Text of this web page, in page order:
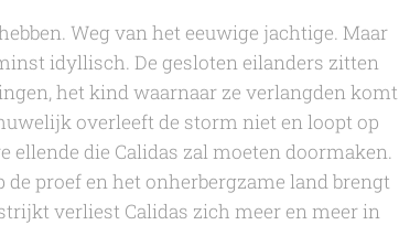
Weg van het eeuwige jachtige. Maar
idyllisch. De gesloten eilanders zitten
het kind waarnaar ze verlangden komt
overleeft de storm niet en loopt op
ellende die Calidas zal moeten doormaken.
proef en het onherbergzame land brengt
verliest Calidas zich meer en meer in